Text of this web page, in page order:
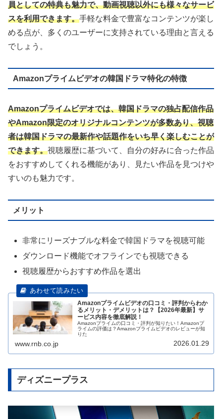
員としての特典も魅力で、動画視聴以外にも様々なサービ
スを利用できます。手軽な料金で豊富なコンテンツが楽し
める点が、多くのユーザーに支持されている理由と言える
でしょう。
Amazonプライムビデオの韓国ドラマ特化の特徴
Amazonプライムビデオでは、韓国ドラマの独占配信作品
やAmazon限定のオリジナルコンテンツが多数あり、視聴
者は韓国ドラマの最新作や話題作をいち早く楽しむことが
できます。視聴履歴に基づいて、自分の好みに合った作品
をおすすめしてくれる機能があり、見たい作品を見つけや
すいのも魅力です。
メリット
非常にリーズナブルな料金で韓国ドラマを視聴可能
ダウンロード機能でオフラインでも視聴できる
視聴履歴からおすすめ作品を選出
Amazonプライムビデオの口コミ・評判からわか
るメリット・デメリットは？【2026年最新】サ
ービス内容を徹底解説！
Amazonプライムの口コミ・評判が知りたい！Amazonプ
ライムの評価は？Amazonプライムビデオのレビューが知
りた
www.rnb.co.jp 2026.01.29
ディズニープラス